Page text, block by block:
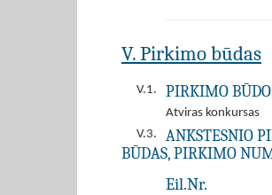
V. Pirkimo būdas
V.1. PIRKIMO
Atviras konkursas
V.3.
ANKSTESNIO
BŪDAS, PIRKIMO
Eil.Nr.